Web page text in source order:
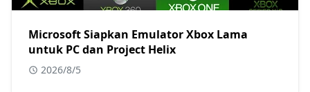
Microsoft Siapkan Emulator Xbox Lama
untuk PC dan Project Helix
2026/8/5